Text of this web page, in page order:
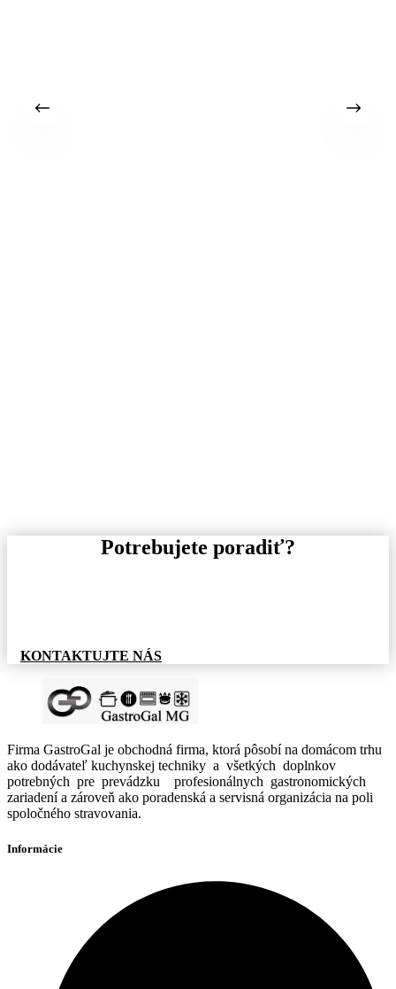
Potrebujete poradiť?
KONTAKTUJTE NÁS
Firma GastroGal je obchodná firma, ktorá pôsobí na domácom trhu
ako dodávateľ kuchynskej techniky a všetkých doplnkov
potrebných pre prevádzku profesionálnych gastronomických
zariadení a zároveň ako poradenská a servisná organizácia na poli
spoločného stravovania.
Informácie